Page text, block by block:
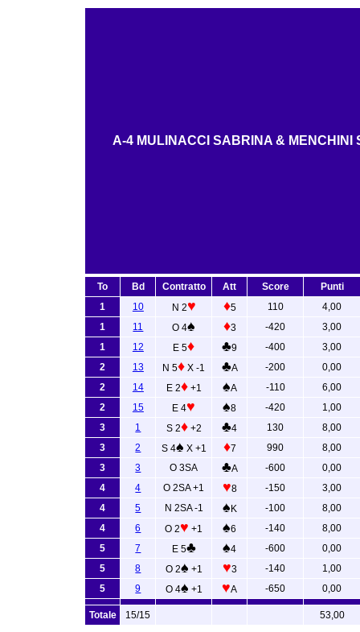
A-4 MULINACCI SABRINA & MENCHINI
To Bd Contratto Att Score
Punti
1
10 N 2♥ ♦5 110
4,00
1
11 O 4♠ ♦3 -420
3,00
1
12 E 5♦ ♣9 -400
3,00
2
13 N 5♦ X -1 ♣A -200
0,00
2
14 E 2♦+1 ♠A -110
6,00
2
15 E 4♥ ♠8 -420
1,00
3
1 S 2♦+2 ♣4 130
8,00
3
2 S 4♠ X +1 ♦7 990
8,00
3
3 O 3SA ♣A -600
0,00
4
4 O 2SA +1 ♥8 -150
3,00
4
5 N 2SA -1 ♠ K -100
8,00
4
6 O 2♥ +1 ♠6 -140
8,00
5
7 E 5♣ ♠4 -600
0,00
5
8 O 2♠ +1 ♥3 -140
1,00
5
9 O 4♠ +1 ♥A -650 0,00
Totale 15/15 53,00